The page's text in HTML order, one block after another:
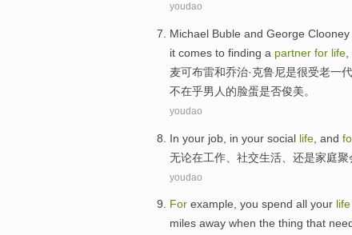
youdao
Michael Buble and George
it comes to finding a partner for life
麦可布雷和乔治·克鲁尼是很受老一代
不在乎男人的脸蛋是否俊美。
youdao
In your job , in your social life , and
无论在工作 社交生活 、还是家庭聚
youdao
For example, you spend all your life
miles away when the thing that